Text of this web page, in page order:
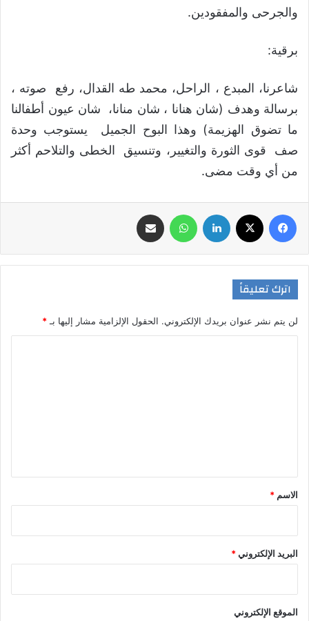
والجرحى والمفقودين.
برقية:
شاعرنا، المبدع ، الراحل، محمد طه القدال، رفع صوته ،
برسالة وهدف (شان هنانا ، شان منانا، شان عيون أطفالنا
ما تضوق الهزيمة) وهذا البوح الجميل يستوجب وحدة
صف قوى الثورة والتغيير، وتنسيق الخطى والتلاحم أكثر
من أي وقت مضى.
اترك تعليقاً
لن يتم نشر عنوان بريدك الإلكتروني. الحقول الإلزامية مشار إليها بـ*
*
الاسم *
البريد الإلكتروني*
الموقع الإلكتروني